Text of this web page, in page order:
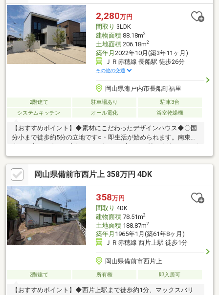
2,280万円
間取り 3LDK
建物面積88.18m2
土地面積206.18m2
築年月 2022年10月(築3年11ヶ月)
ＪＲ赤穂線 長船駅 徒歩26分
その他の交通
岡山県瀬戸内市長船町福里
2階建て 駐車場あり
駐車3台
システムキッチン
オール電化 浴室乾燥機
【おすすめポイント】◆素材にこだわったデザインハウス◆〇国
分小まで徒歩約5分の立地です○・即生活が始められます。南東採
光のお家は日当たり良好♪・リビングは広々17.3帖に吹抜け、リビ
ング階段の仕様です。・内装（床、壁）水回り新品未使用♪・駐車
は３台～4可能です。【周辺環境】・国分小学校まで徒歩約5分・
長船駅まで車で約5分・ハローズ長船店まで車で約5分〇お問い合
わせ〇見学希望の方は見学予約ボタンよりまた、詳細気になる方
は下記までお問い合わせください♪ばんな不動産 086-201-3488
岡山県備前市西片上 358万円 4DK
358万円
間取り 4DK
建物面積78.51m2
土地面積188.87m2
築年月 1965年1月(築61年8ヶ月)
ＪＲ赤穂線 西片上駅 徒歩1分
岡山県備前市西片上
2階建て 所有権 即入居可
【おすすめポイント】◆西片上駅まで徒歩約1分、マックスバリ